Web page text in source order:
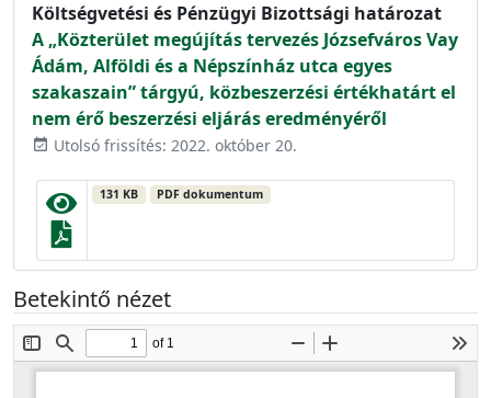
Költségvetési és Pénzügyi Bizottsági határozat
A „Közterület megújítás tervezés Józsefváros Vay
Ádám, Alföldi és a Népszínház utca egyes
szakaszain” tárgyú, közbeszerzési értékhatárt el
nem érő beszerzési eljárás eredményéről
event_available Utolsó frissítés: 2022. október 20.
131 KB PDF dokumentum
Betekintő nézet